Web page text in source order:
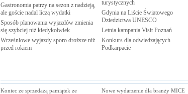
Gastronomia patrzy na sezon z nadzieją,
ale goście nadal liczą wydatki
Sposób planowania wyjazdów zmienia
się szybciej niż kiedykolwiek
Wrześniowe wyjazdy sporo droższe niż
przed rokiem
turystycznych
Gdynia na Liście Światowego
Dziedzictwa UNESCO
Letnia kampania Visit Poznań
Konkurs dla odwiedzających
Podkarpacie
Koniec ze sprzedażą pamiątek ze
Nowe wydarzenie dla branży MICE